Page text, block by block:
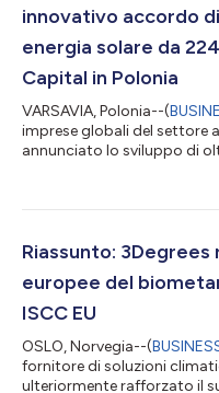
innovativo accordo
energia solare da
Capital in Polonia
VARSAVIA, Polonia--(
imprese globali del settore
annunciato lo sviluppo di
GoldenPeaks Capital, uno
collaborazione si sviluppa
Riassunto:
europee del
ISCC EU
OSLO, Norvegia--(
fornitore di soluzioni
ulteriormente rafforzato il